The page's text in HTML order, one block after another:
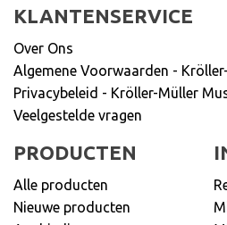
KLANTENSERVICE
Over Ons
Algemene Voorwaarden -
Privacybeleid - Kröller-Müller
Veelgestelde vragen
PRODUCTEN
Alle producten
Nieuwe producten